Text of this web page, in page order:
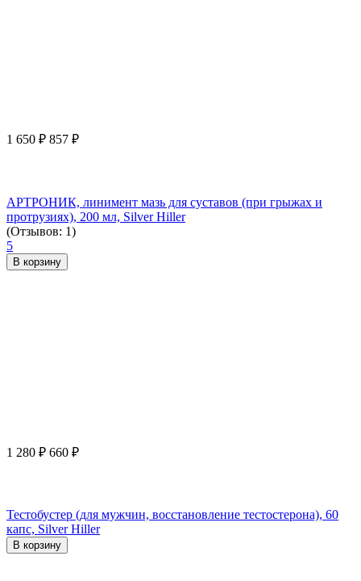
1 650 ₽ 857 ₽
АРТРОНИК, линимент мазь для суставов (при грыжах и
протрузиях), 200 мл, Silver Hiller
(Отзывов: 1)
5
В корзину
1 280 ₽ 660 ₽
Тестобустер (для мужчин, восстановление тестостерона), 60
капс, Silver Hiller
В корзину